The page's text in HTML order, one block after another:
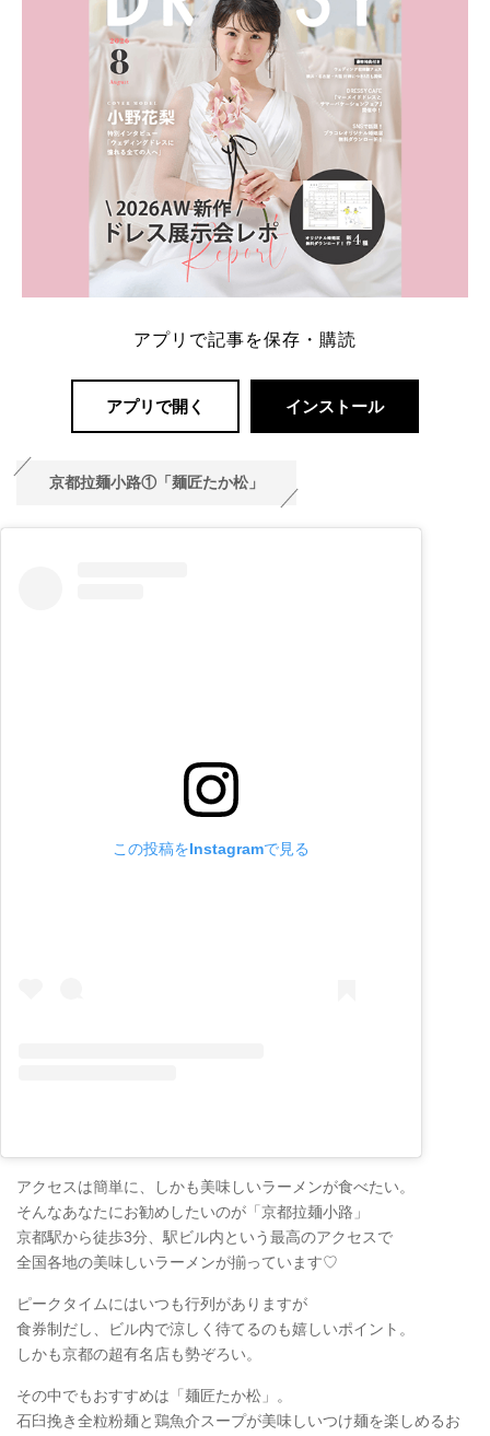
ング診断」か、体験型 […]
続きを読む
アプリで記事を保存・購読
アプリで開く インストール
京都拉麺小路①「麺匠たか松」
この投稿をInstagramで見る
アクセスは簡単に、しかも美味しいラーメンが食べたい。
そんなあなたにお勧めしたいのが「京都拉麺小路」
京都駅から徒歩3分、駅ビル内という最高のアクセスで
全国各地の美味しいラーメンが揃っています♡
ピークタイムにはいつも行列がありますが
食券制だし、ビル内で涼しく待てるのも嬉しいポイント。
しかも京都の超有名店も勢ぞろい。
その中でもおすすめは「麺匠たか松」。
石臼挽き全粒粉麺と鶏魚介スープが美味しいつけ麺を楽しめるお